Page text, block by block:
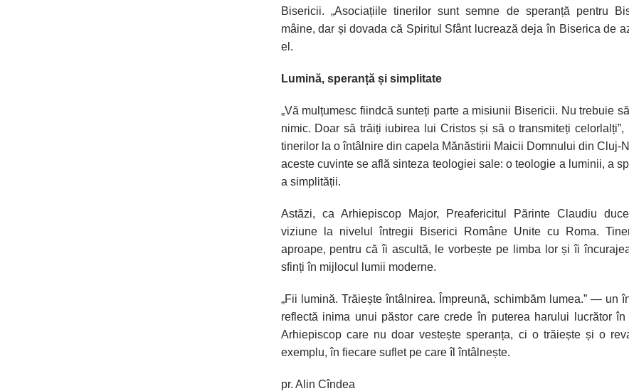
Bisericii. „Asociațiile tinerilor sunt semne de speranță pentru
mâine, dar și dovada că Spiritul Sfânt lucrează deja în Biserica de
el.
Lumină, speranță și simplitate
„Vă mulțumesc fiindcă sunteți parte a misiunii Bisericii. Nu trebuie
nimic. Doar să trăiți iubirea lui Cristos și să o transmiteți celorlalți”,
tinerilor la o întâlnire din capela Mănăstirii Maicii Domnului din Cluj-
aceste cuvinte se află sinteza teologiei sale: o teologie a luminii, a
a simplității.
Astăzi, ca Arhiepiscop Major, Preafericitul Părinte Claudiu
viziune la nivelul întregii Biserici Române Unite cu Roma.
aproape, pentru că îi ascultă, le vorbește pe limba lor și îi
sfinți în mijlocul lumii moderne.
„Fii lumină. Trăiește întâlnirea. Împreună, schimbăm lumea.” — un
reflectă inima unui păstor care crede în puterea harului lucrător
Arhiepiscop care nu doar vestește speranța, ci o trăiește și o
exemplu, în fiecare suflet pe care îl întâlnește.
pr. Alin Cîndea